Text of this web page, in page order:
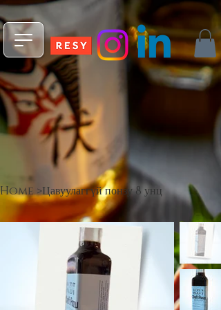
npm install -g @fleekxyz/cli
Home>Цавуулаггүй понзу 8 унц